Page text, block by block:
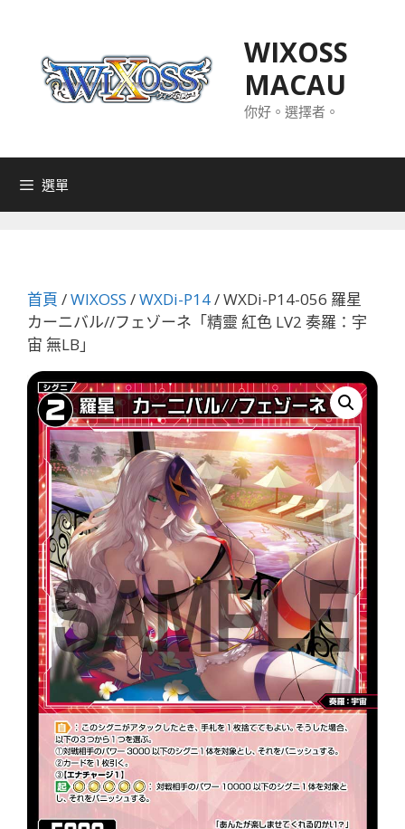
WIXOSS
MACAU
你好。選擇者。
選單
首頁 /WIXOSS /WXDi-P14/ WXDi-P14-056 羅星
カーニバル//フェゾーネ「精靈 紅色 LV2 奏羅：宇
宙 無LB」